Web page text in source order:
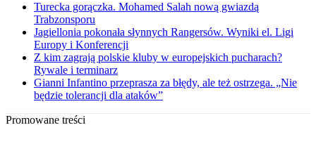
Turecka gorączka. Mohamed Salah nową gwiazdą
Trabzonsporu
Jagiellonia pokonała słynnych Rangersów. Wyniki el. Ligi
Europy i Konferencji
Z kim zagrają polskie kluby w europejskich pucharach?
Rywale i terminarz
Gianni Infantino przeprasza za błędy, ale też ostrzega. „Nie
będzie tolerancji dla ataków”
Promowane treści